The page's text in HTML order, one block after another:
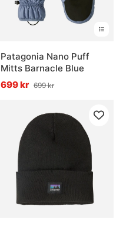
Patagonia Nano Puff
Mitts Barnacle Blue
699 kr 699 kr